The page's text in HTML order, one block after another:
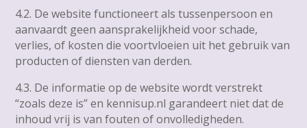
4.2. De website functioneert als tussenpersoon en
aanvaardt geen aansprakelijkheid voor schade,
verlies, of kosten die voortvloeien uit het gebruik van
producten of diensten van derden.
4.3. De informatie op de website wordt verstrekt
“zoals deze is” en kennisup.nl garandeert niet dat de
inhoud vrij is van fouten of onvolledigheden.